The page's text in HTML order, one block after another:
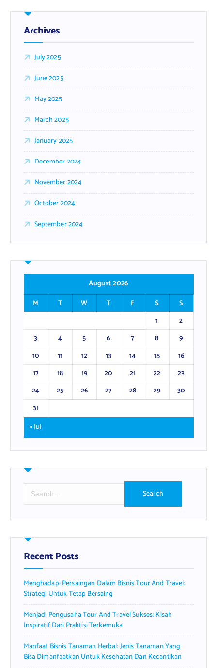
Archives
July 2025
June 2025
May 2025
March 2025
January 2025
December 2024
November 2024
October 2024
September 2024
August 2026
M
T W T F S
S
1
2
3
4 5 6 7 8
9
10
11 12 13 14 15
16
17
18 19 20 21 22
23
24
25 26 27 28 29
30
31
« Jul
r
h
f
o
:
Recent Posts
Menghadapi Persaingan Dalam Bisnis Tour And Travel:
Strategi Untuk Tetap Bersaing
Menjadi Pengusaha Tour And Travel Sukses: Kisah
Inspiratif Dari Praktisi Terkemuka
Manfaat Bisnis Tanaman Herbal: Jenis Tanaman Yang
Bisa Dimanfaatkan Untuk Kesehatan Dan Kecantikan